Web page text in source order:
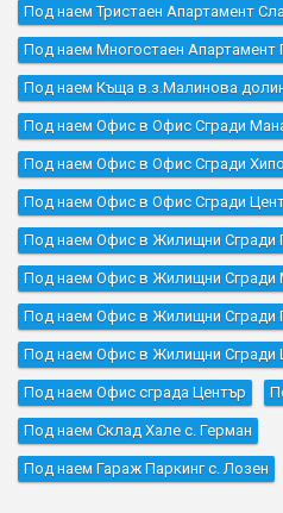
Под наем Тристаен Апартамент
Под наем Многостаен Апартамент
Под наем Къщa в.з.Малинова
Под наем Офис в Офис Сгради
Под наем Офис в Офис Сгради
Под наем Офис в Офис Сгради
Под наем Офис в Жилищни Сгради
Под наем Офис в Жилищни Сгради
Под наем Офис в Жилищни Сгради
Под наем Офис в Жилищни Сгради
Под наем Офис сграда Център
Под наем Склад Хале с. Герман
Под наем Гараж Паркинг с. Лозен